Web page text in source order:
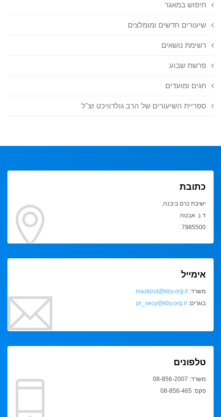
חיפוש במאגר
שיעורים חדשים ומומלצים
רשימת נושאים
פרשת שבוע
חגים ומועדים
ספריית השיעורים של הרב גולדוויכט זצ"ל
כתובת
ישיבת כרם ביבנה,
ד.נ. אבטח
7985500
אימייל
משרד: mazkirut@kby.org.il
בוגרים: pr_secy@kby.org.il
טלפונים
משרד: 08-856-2007
פקס: 08-856-465